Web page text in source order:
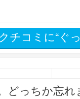
チコミに“ぐ
どっちか忘